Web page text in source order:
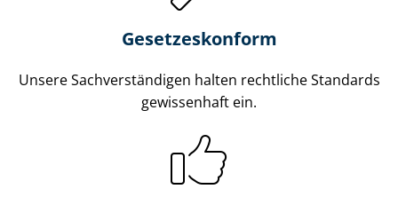
Gesetzes­konform
Unsere Sach­ver­stän­di­gen halten rechtliche Standards
gewissenhaft ein.